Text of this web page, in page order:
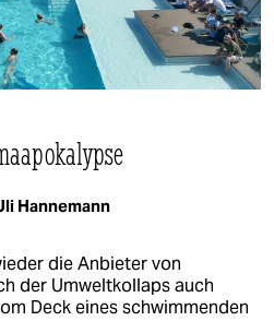
Hannemann
die Anbieter von
der Umweltkollaps auch
Deck eines schwimmenden